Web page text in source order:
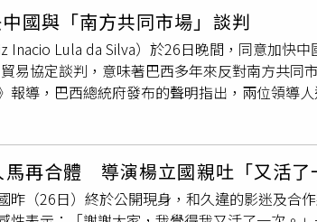
種突如其來、神來一筆的神采，應該要多向小S
大樑主持金鐘獎，主持得非常好。」Sandy則
總之我是真的很感謝妳。」聊到金鐘獎，小S
但當時Sandy卻只給一個冷靜的眼神默默點頭
於極度繃緊狀態，因為下一秒就要進行入圍主
」的那一刻，才深深被暖到。小S也大讚
敢。談到當初接下代班的契機，Sandy透露那
是不是覺得B2很沒禮貌？」Sandy笑回：「沒
隨後更幽默補刀：「而且剛好那時候《小明星
沒有理由拒絕耶！」Sandy也坦言，當初沒想
國與「南方共同市場」談判
Inacio Lula da Silva）於26日晚間，同意加快
易協定談判，意味著巴西多年來反對南方共同
導，巴西總統府發布的聲明指出，兩位領導
談判，同時納入必要的彈性安排。」聲明補充
高科技領域的合作，包括人工智慧（AI）、衛
藉此促進觀光及商務往來。此次的習魯通話正值
正式生效數日後。上週，美國政府又宣布，針
分打擊強迫勞動問題。巴西官方聲明並未提
再合體 導演楊立國親吐「又活了
昨（26日）終於公開現身，和久違的影迷及合